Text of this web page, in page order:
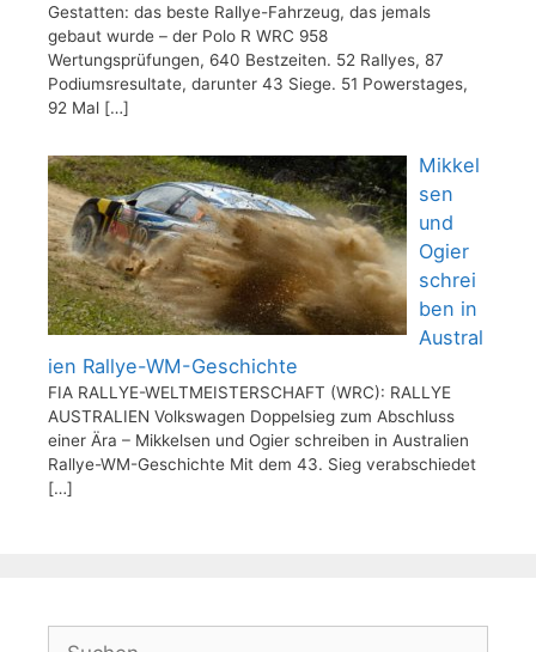
Gestatten: das beste Rallye-Fahrzeug, das jemals
gebaut wurde – der Polo R WRC 958
Wertungsprüfungen, 640 Bestzeiten. 52 Rallyes, 87
Podiumsresultate, darunter 43 Siege. 51 Powerstages,
92 Mal […]
Mikkel
sen
und
Ogier
schrei
ben in
Austral
ien Rallye-WM-Geschichte
FIA RALLYE-WELTMEISTERSCHAFT (WRC): RALLYE
AUSTRALIEN Volkswagen Doppelsieg zum Abschluss
einer Ära – Mikkelsen und Ogier schreiben in Australien
Rallye-WM-Geschichte Mit dem 43. Sieg verabschiedet
[…]